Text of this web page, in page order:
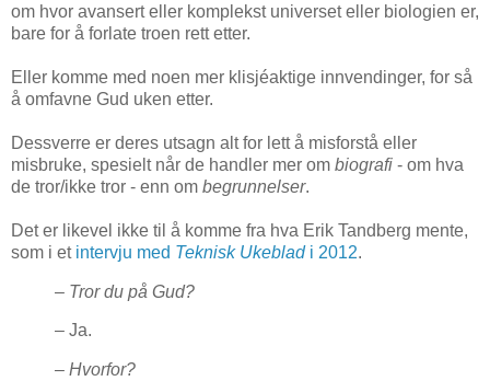
om hvor avansert eller komplekst universet eller biologien er,
bare for å forlate troen rett etter.
Eller komme med noen mer klisjéaktige innvendinger, for så
å omfavne Gud uken etter.
Dessverre er deres utsagn alt for lett å misforstå eller
misbruke, spesielt når de handler mer om biografi - om hva
de tror/ikke tror - enn om begrunnelser.
Det er likevel ikke til å komme fra hva Erik Tandberg mente,
som i et intervju med Teknisk Ukebladi 2012.
– Tror du på Gud?
– Ja.
– Hvorfor?